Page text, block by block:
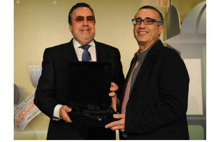
"Carlos Oroza" cocinada y servida por alumnos
de restauración.